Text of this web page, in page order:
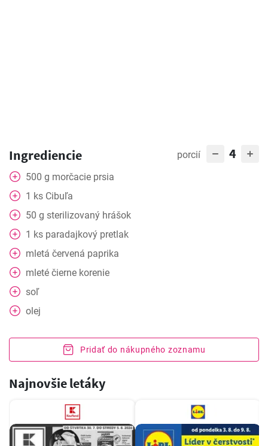
Ingrediencie porcií 4
500 g morčacie prsia
1 ks Cibuľa
50 g sterilizovaný hrášok
1 ks paradajkový pretlak
mletá červená paprika
mleté čierne korenie
soľ
olej
Pridať do nákupného zoznamu
Najnovšie letáky